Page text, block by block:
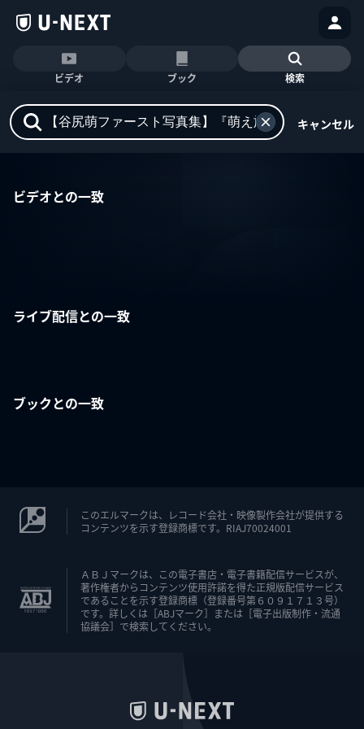
ビデオ ブック 検索
キャンセル
ビデオとの一致
ライブ配信との一致
ブックとの一致
このエルマークは、レコード会社・映像製作会社が提供する
コンテンツを示す登録商標です。RIAJ70024001
ＡＢＪマークは、この電子書店・電子書籍配信サービスが、
著作権者からコンテンツ使用許諾を得た正規版配信サービス
であることを示す登録商標（登録番号第６０９１７１３号）
です。詳しくは［ABJマーク］または［電子出版制作・流通
協議会］で検索してください。